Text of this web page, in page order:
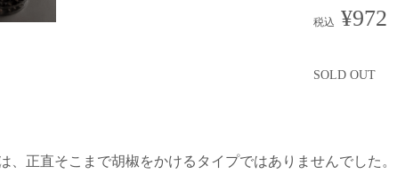
税込 ¥972
SOLD OUT
、正直そこまで胡椒をかけるタイプではありませんでした。